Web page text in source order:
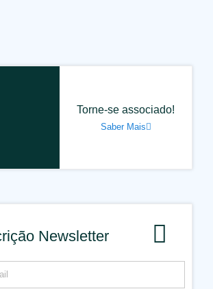
Torne-se associado!
Saber Mais
Newsletter